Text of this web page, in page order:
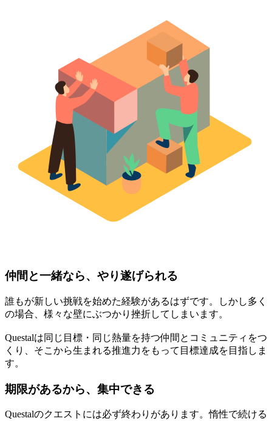
仲間と一緒なら、やり遂げられる
誰もが新しい挑戦を始めた経験があるはずです。しかし多く
の場合、様々な壁にぶつかり挫折してしまいます。
Questalは同じ目標・同じ熱量を持つ仲間とコミュニティをつ
くり、そこから生まれる推進力をもって目標達成を目指しま
す。
期限があるから、集中できる
Questalのクエストには必ず終わりがあります。惰性で続ける